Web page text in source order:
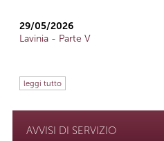
29/05/2026
Lavinia - Parte V
leggi tutto
AVVISI DI SERVIZIO